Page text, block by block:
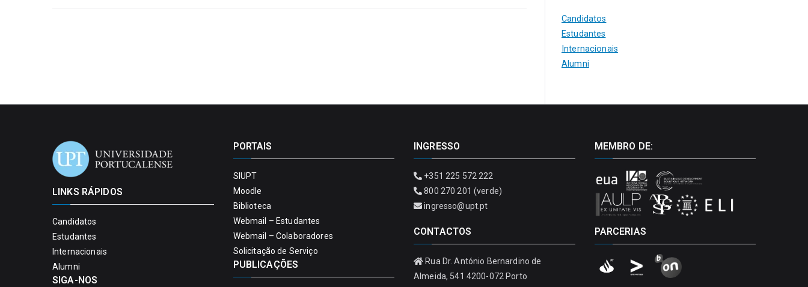
Candidatos
Estudantes
Internacionais
Alumni
LINKS RÁPIDOS
Candidatos
Estudantes
Internacionais
Alumni
SIGA-NOS
PORTAIS
SIUPT
Moodle
Biblioteca
Webmail – Estudantes
Webmail – Colaboradores
Solicitação de Serviço
PUBLICAÇÕES
INGRESSO
+351 225 572 222
800 270 201 (verde)
ingresso@upt.pt
CONTACTOS
Rua Dr. António Bernardino de
Almeida, 541 4200-072 Porto
MEMBRO DE:
PARCERIAS